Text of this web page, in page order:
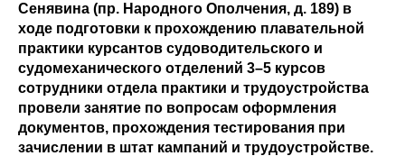
Сенявина (пр. Народного Ополчения, д. 189) в
ходе подготовки к прохождению плавательной
практики курсантов судоводительского и
судомеханического отделений 3–5 курсов
сотрудники отдела практики и трудоустройства
провели занятие по вопросам оформления
документов, прохождения тестирования при
зачислении в штат кампаний и трудоустройстве.